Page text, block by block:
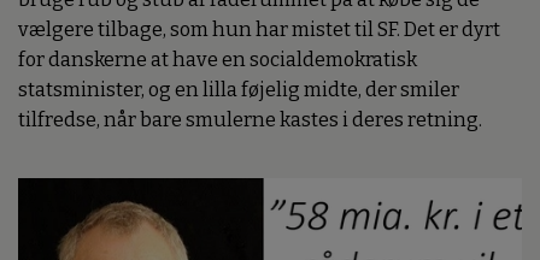
vælgere tilbage, som hun har mistet til SF. Det er dyrt
for danskerne at have en socialdemokratisk
statsminister, og en lilla føjelig midte, der smiler
tilfredse, når bare smulerne kastes i deres retning.